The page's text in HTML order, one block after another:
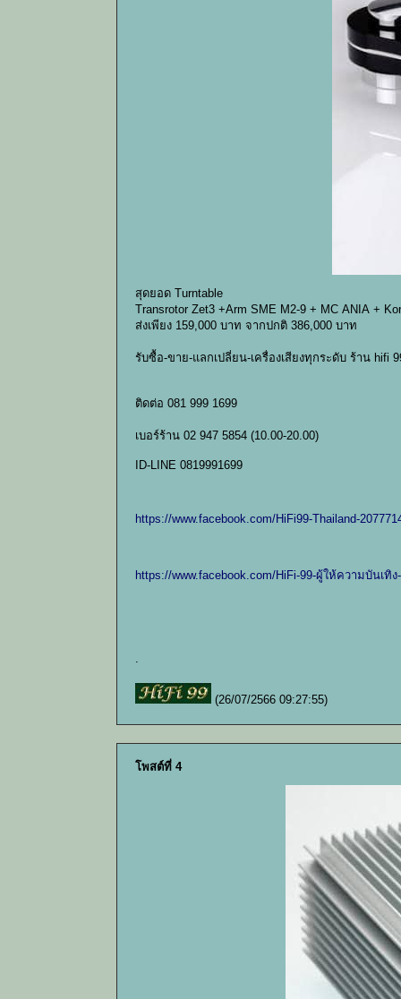
สุดยอด Turntable
Transrotor Zet3 +Arm SME M2-9 + MC ANIA +
ส่งเพียง 159,000 บาท จากปกติ 386,000 บาท
รับซื้อ-ขาย-แลกเปลี่ยน-เครื่องเสียงทุกระดับ ร้าน
ติดต่อ 081 999 1699
เบอร์ร้าน 02 947 5854 (10.00-20.00)
ID-LINE 0819991699
https://www.facebook.com/HiFi99-Thailand-
https://www.facebook.com/HiFi-99-ผู้ให้ความบันเทิง
.
(26/07/2566 09:27:55)
โพสต์ที่ 4